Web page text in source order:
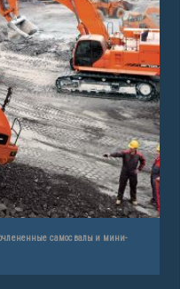
самосвалы и мини-